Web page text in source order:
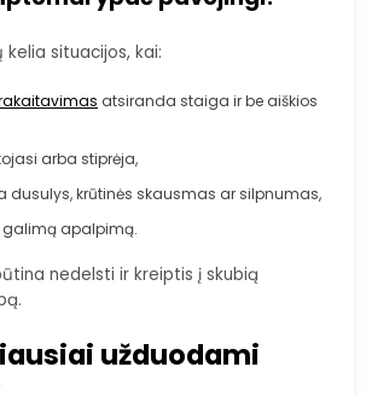
situacijos, kai:
atsiranda staiga ir be aiškios
arba stiprėja,
dusulys, krūtinės skausmas ar silpnumas,
apalpimą.
nedelsti ir kreiptis į skubią
užduodami